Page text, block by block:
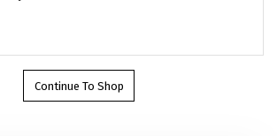
Continue To Shop